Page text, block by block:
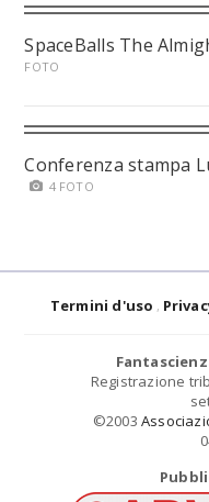
SpaceBalls The
FOTO
Conferenza stampa
4 FOTO
Termini d'uso
Registrazione
©2003